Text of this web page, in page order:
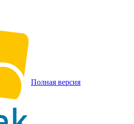
Полная версия